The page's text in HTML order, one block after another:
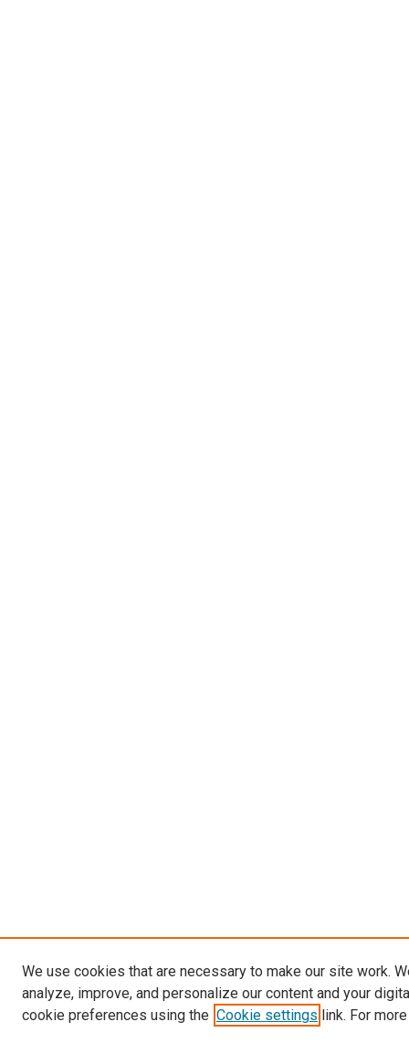
We use cookies that are necessary to make our site work.
analyze, improve, and personalize our content and your
cookie preferences using the Cookie settings link. For